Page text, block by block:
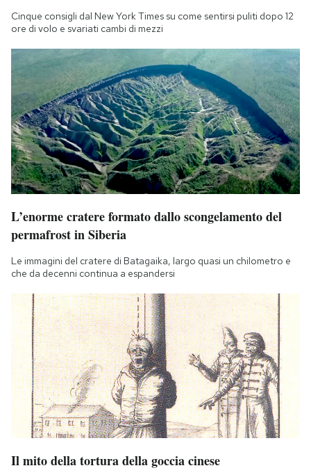
Cinque consigli dal New York Times su come sentirsi puliti dopo 12
ore di volo e svariati cambi di mezzi
L’enorme cratere formato dallo scongelamento del
permafrost in Siberia
Le immagini del cratere di Batagaika, largo quasi un chilometro e
che da decenni continua a espandersi
Il mito della tortura della goccia cinese